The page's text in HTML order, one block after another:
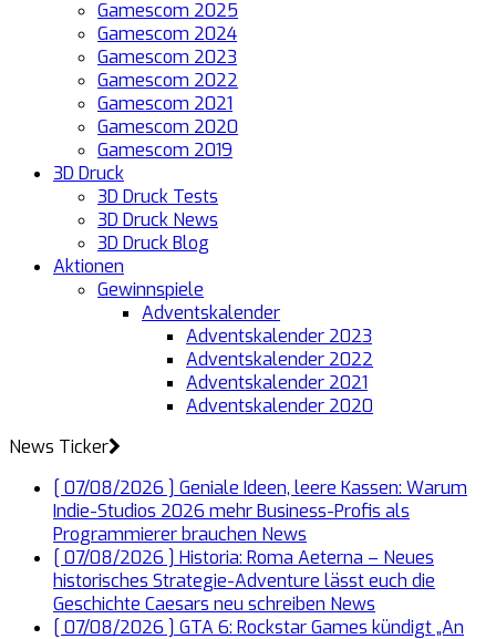
Gamescom 2025
Gamescom 2024
Gamescom 2023
Gamescom 2022
Gamescom 2021
Gamescom 2020
Gamescom 2019
3D Druck
3D Druck Tests
3D Druck News
3D Druck Blog
Aktionen
Gewinnspiele
Adventskalender
Adventskalender 2023
Adventskalender 2022
Adventskalender 2021
Adventskalender 2020
News Ticker
[ 07/08/2026 ] Geniale Ideen, leere Kassen: Warum
Indie-Studios 2026 mehr Business-Profis als
Programmierer brauchen News
[ 07/08/2026 ] Historia: Roma Aeterna – Neues
historisches Strategie-Adventure lässt euch die
Geschichte Caesars neu schreiben News
[ 07/08/2026 ] GTA 6: Rockstar Games kündigt „An